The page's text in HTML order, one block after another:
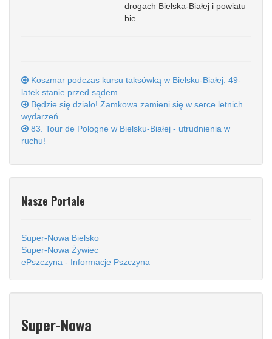
drogach Bielska-Białej i powiatu
bie...
Koszmar podczas kursu taksówką w Bielsku-Białej. 49-
latek stanie przed sądem
Będzie się działo! Zamkowa zamieni się w serce letnich
wydarzeń
83. Tour de Pologne w Bielsku-Białej - utrudnienia w
ruchu!
Nasze Portale
Super-Nowa Bielsko
Super-Nowa Żywiec
ePszczyna - Informacje Pszczyna
Super-Nowa